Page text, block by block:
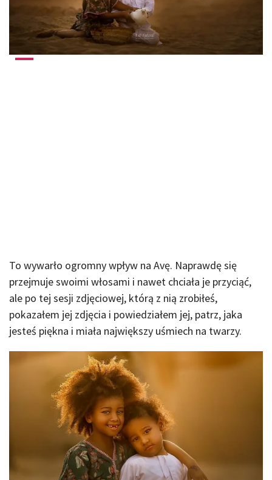
To wywarło ogromny wpływ na Avę. Naprawdę się
przejmuje swoimi włosami i nawet chciała je przyciąć,
ale po tej sesji zdjęciowej, którą z nią zrobiłeś,
pokazałem jej zdjęcia i powiedziałem jej, patrz, jaka
jesteś piękna i miała największy uśmiech na twarzy.